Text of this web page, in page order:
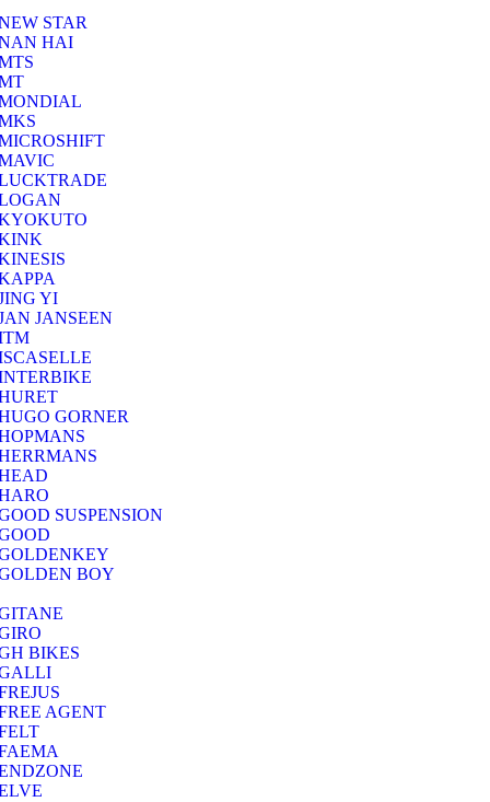
STAR
HAI
YI
JANSEEN
GORNER
SUSPENSION
BOY
BIKES
AGENT